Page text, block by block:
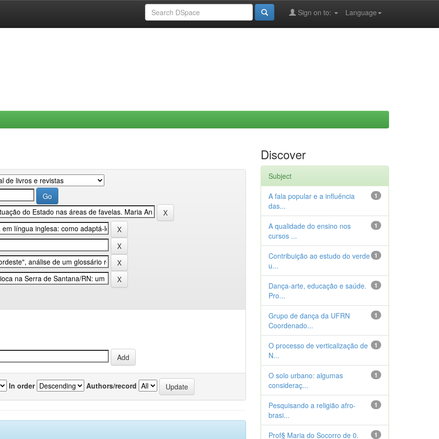
Language
Sign on to:
In order Authors/record
Discover
Subject
1
A fala popular e a influência
das...
1
A qualidade do ensino nos
cursos ...
1
Contribuição ao estudo do verde
u...
1
Dança-arte, educação e saúde.
Pro...
1
Grupo de dança da UFRN
Coordenado...
1
O processo de verticalização de
N...
1
O solo urbano: algumas
consideraç...
1
Pesquisando a religião afro-
brasi...
1
Prof§ Maria do Socorro de 0.